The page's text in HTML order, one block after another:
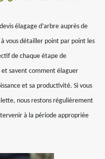
élagage d’arbre auprès de
vous détailler point par point les
de chaque étape de
savent comment élaguer
et sa productivité. Si vous
nous restons régulièrement
à la période appropriée